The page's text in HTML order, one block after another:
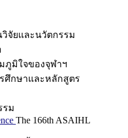
วิจัยและนวัตกรรม
ภูมิใจของจุฬาฯ
ศึกษาและหลักสูตร
รม
The 166th ASAIHL